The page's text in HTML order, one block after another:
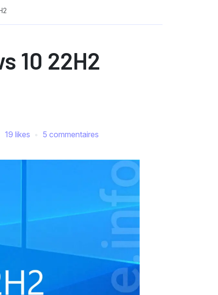
10 22H2
19 likes 5 commentaires